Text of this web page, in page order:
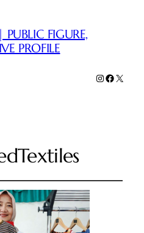
PUBLIC FIGURE,
PROFILE
Instagram
Facebook
X